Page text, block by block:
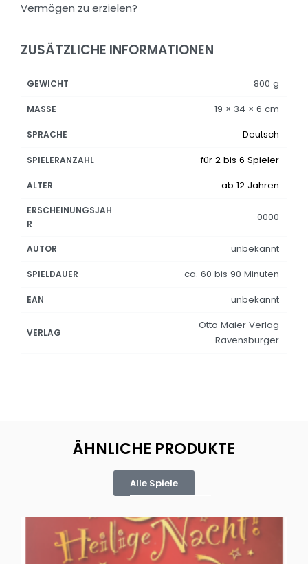
Vermögen zu erzielen?
ZUSÄTZLICHE INFORMATIONEN
GEWICHT 800 g
MASSE 19 × 34 × 6 cm
SPRACHE Deutsch
SPIELERANZAHL für 2 bis 6 Spieler
ALTER ab 12 Jahren
ERSCHEINUNGSJAH
R
0000
AUTOR unbekannt
SPIELDAUER ca. 60 bis 90 Minuten
EAN unbekannt
VERLAG
Otto Maier Verlag
Ravensburger
ÄHNLICHE PRODUKTE
Alle Spiele